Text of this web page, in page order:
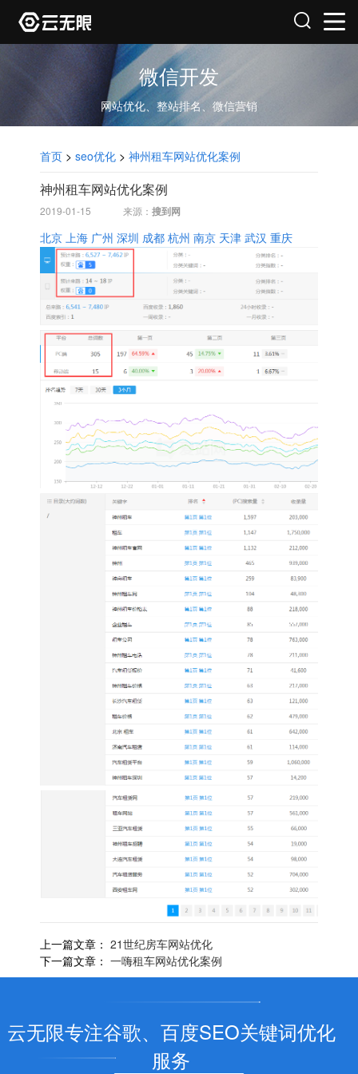
微信开发
网站优化、整站排名、微信营销
首页 > seo优化 > 神州租车网站优化案例
神州租车网站优化案例
2019-01-15 来源： 搜到网
北京 上海 广州 深圳 成都 杭州 南京 天津 武汉 重庆
上一篇文章： 21世纪房车网站优化
下一篇文章： 一嗨租车网站优化案例
云无限专注谷歌、百度SEO关键词优化
服务